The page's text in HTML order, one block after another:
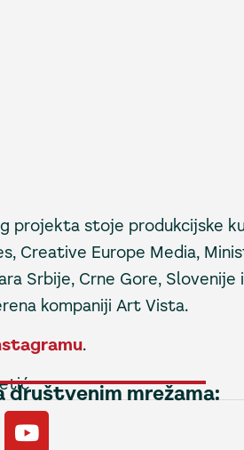
projekta stoje produkcijske
Creative Europe Media,
Srbije, Crne Gore,
kompaniji Art Vista.
.
društvenim mrežama: